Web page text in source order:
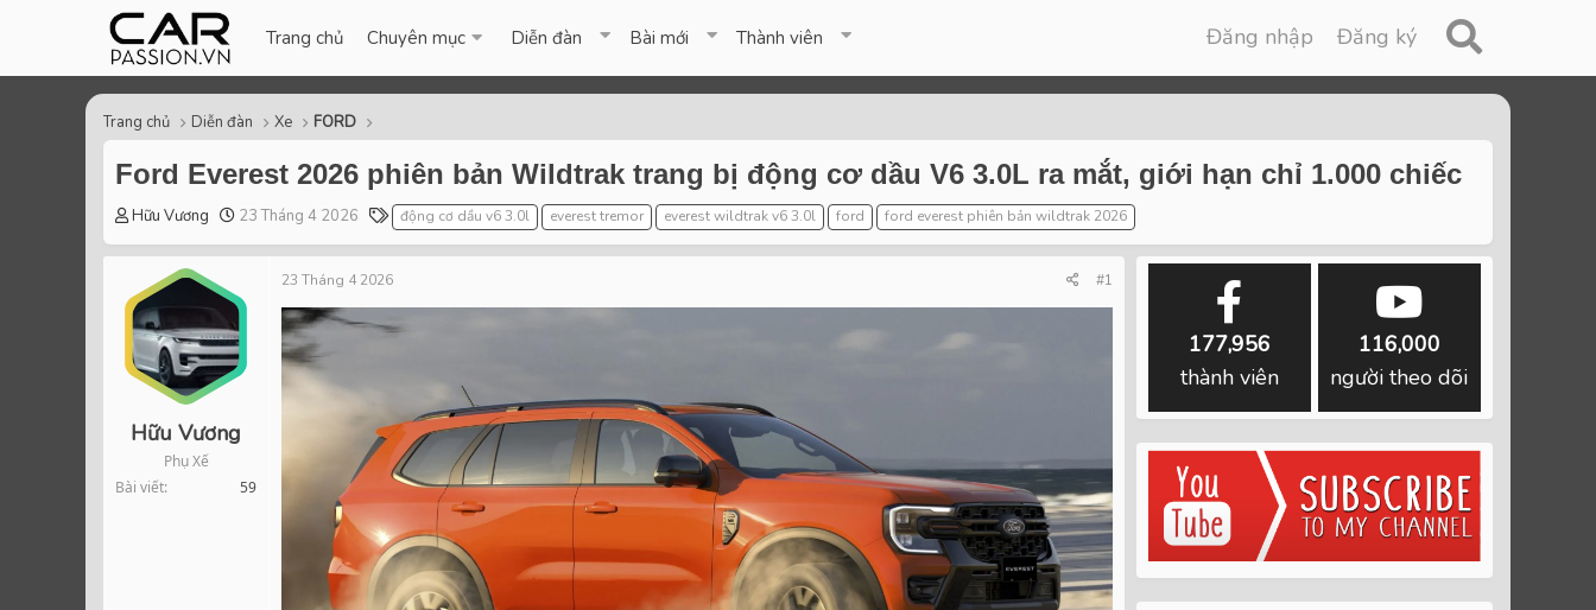
Trang chủ Chuyên mục Diễn đàn Bài mới Thành viên Đăng nhập Đăng ký
Trang chủ Diễn đàn Xe FORD
Ford Everest 2026 phiên bản Wildtrak trang bị động cơ dầu V6 3.0L ra mắt, giới hạn chỉ 1.000 chiếc
T
r
a
d
s
t
r
r
Hữu Vương
S
a
t
d
a
t
23 Tháng 4 2026
T
a
g
s
động cơ dầu v6 3.0l everest tremor everest wildtrak v6 3.0l ford ford everest phiên bản wildtrak 2026
Hữu Vương
Phụ Xế
Bài viết
59
23 Tháng 4 2026 #1
177,956
thành viên
116,000
người theo dõi